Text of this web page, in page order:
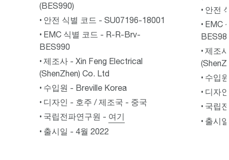
(BES990)
안전 식별 코드 - SU07196-18001
EMC 식별 코드 - R-R-Brv-
BES990
제조사 - Xin Feng Electrical
(ShenZhen) Co. Ltd
수입원 - Breville Korea
디자인 - 호주 / 제조국 - 중국
국립전파연구원 - 여기
출시일 - 4월 2022
안전
EMC
제조
수입
디자
국립
출시